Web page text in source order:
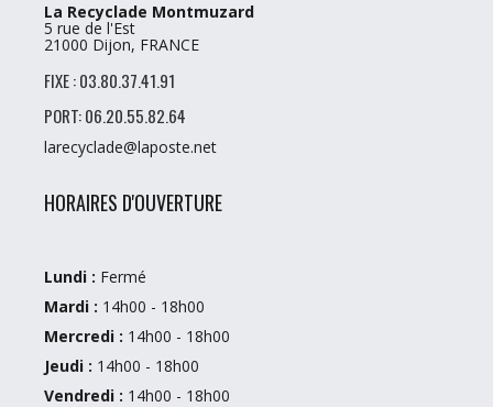
La Recyclade Montmuzard
5 rue de l'Est
21000 Dijon, FRANCE
FIXE : 03.80.37.41.91
PORT: 06.20.55.82.64
larecyclade@laposte.net
HORAIRES D'OUVERTURE
Lundi : Fermé
Mardi : 14h00 - 18h00
Mercredi : 14h00 - 18h00
Jeudi : 14h00 - 18h00
Vendredi : 14h00 - 18h00